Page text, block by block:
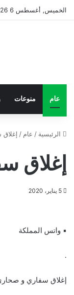
الخميس, أغسطس 6 2026
عام منوعات
الرئيسية / عام /
إغلاق
5 يناير، 2020
▪︎ واتس المملكة
.
إغلاق سفاري و